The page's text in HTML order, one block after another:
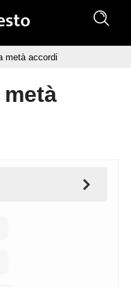
metà accordi